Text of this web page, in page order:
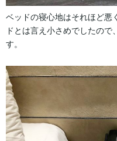
ベッドの寝心地はそれほど悪
ドとは言え小さめでしたの
す。